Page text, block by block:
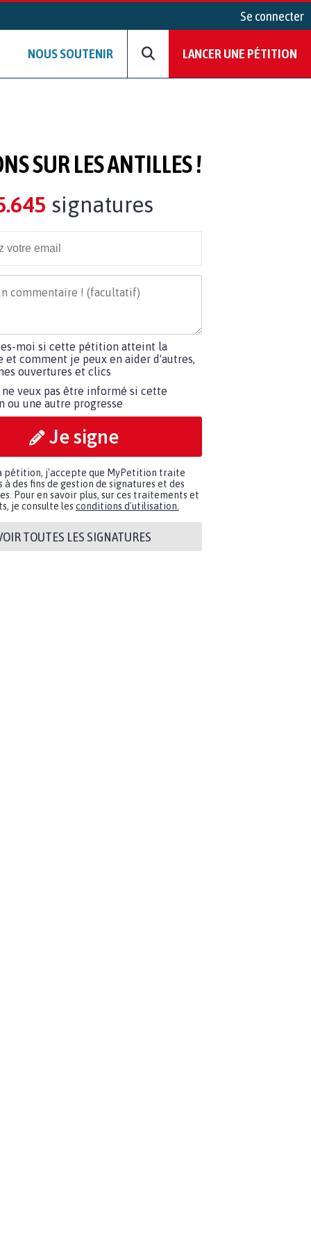
Se connecter
NOUS SOUTENIR LANCER UNE PÉTITION
SUR LES ANTILLES !
signatures
moi si cette pétition atteint la
et comment je peux en aider d'autres,
ouvertures et clics
ne veux pas être informé si cette
ou une autre progresse
Je signe
pétition, j'accepte que MyPetition traite
à des fins de gestion de signatures et des
Pour en savoir plus, sur ces traitements et
je consulte les conditions d'utilisation.
TOUTES LES SIGNATURES